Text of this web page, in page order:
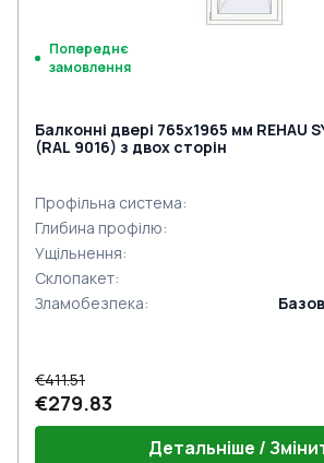
Попереднє
замовлення
Балконні двері 765x1965 мм REHAU
(RAL 9016) з двох сторін
Профільна система:
Глибина профілю:
Ущільнення:
Склопакет:
Зламобезпека:
€411.51
€279.83
Детальніше /